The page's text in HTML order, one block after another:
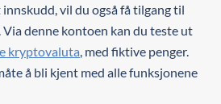
vil du også få tilgang til
denne kontoen kan du teste ut
kryptovaluta, med fiktive penger.
å bli kjent med alle funksjonene